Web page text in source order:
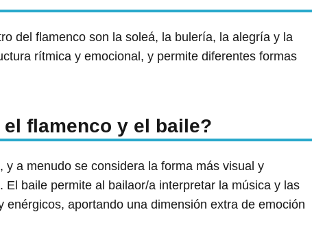
del flamenco son la soleá, la bulería, la alegría y la
rítmica y emocional, y permite diferentes formas
flamenco y el baile?
a menudo se considera la forma más visual y
baile permite al bailaor/a interpretar la música y las
enérgicos, aportando una dimensión extra de emoción